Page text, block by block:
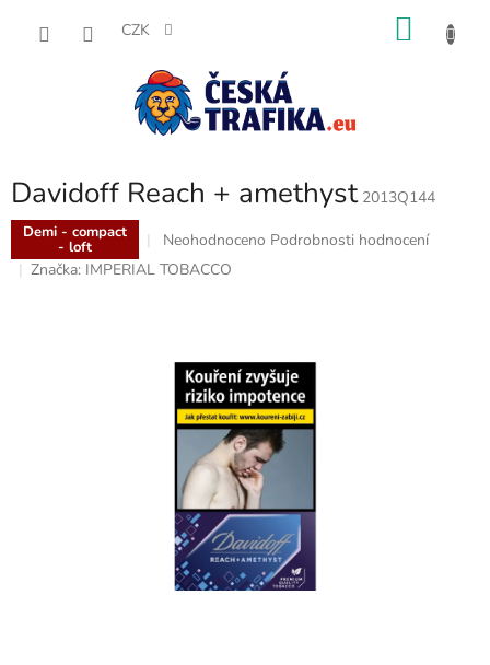
CZK
Davidoff Reach + amethyst 2013Q144
Demi - compact
- loft
Průměrné
hodnocení
produktu
hvězdiček.
Neohodnoceno Podrobnosti hodnocení
Značka: IMPERIAL TOBACCO